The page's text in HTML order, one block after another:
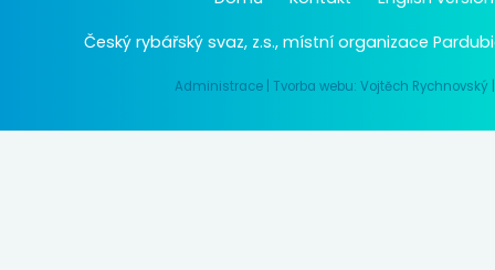
Český rybářský svaz, z.s., místní organizace
Administrace Tvorba webu: Vojtěch